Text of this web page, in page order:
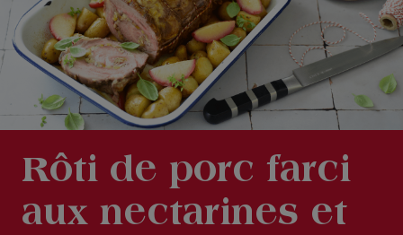
Rôti de porc farci
aux nectarines et